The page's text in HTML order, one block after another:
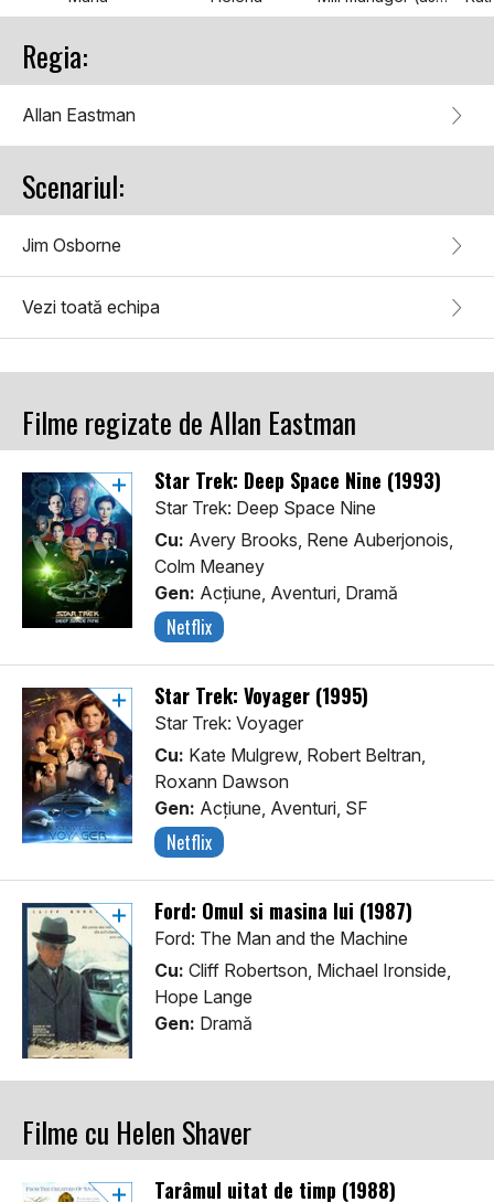
Regia:
Allan Eastman
Scenariul:
Jim Osborne
Vezi toată echipa
Filme regizate de Allan Eastman
Star Trek: Deep Space Nine (1993)
Star Trek: Deep Space Nine
Cu: Avery Brooks, Rene Auberjonois,
Colm Meaney
Gen: Acţiune, Aventuri, Dramă
Netflix
Star Trek: Voyager (1995)
Star Trek: Voyager
Cu: Kate Mulgrew, Robert Beltran,
Roxann Dawson
Gen: Acţiune, Aventuri, SF
Netflix
Ford: Omul si masina lui (1987)
Ford: The Man and the Machine
Cu: Cliff Robertson, Michael Ironside,
Hope Lange
Gen: Dramă
Filme cu Helen Shaver
Tarâmul uitat de timp (1988)